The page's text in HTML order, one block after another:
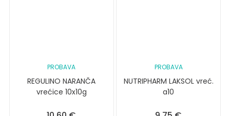
PROBAVA
REGULINO NARANČA
vrećice 10x10g
PROBAVA
NUTRIPHARM LAKSOL vreć.
a10